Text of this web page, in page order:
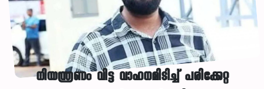
നിയന്ത്രണം വിട്ട വാഹനമിടിച്ച് പരിക്കേറ്റ